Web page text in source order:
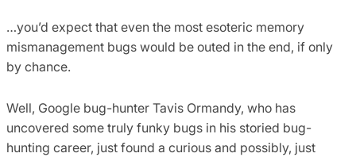
…you’d expect that even the most esoteric memory
mismanagement bugs would be outed in the end, if only
by chance.
Well, Google bug-hunter Tavis Ormandy, who has
uncovered some truly funky bugs in his storied bug-
hunting career, just found a curious and possibly, just